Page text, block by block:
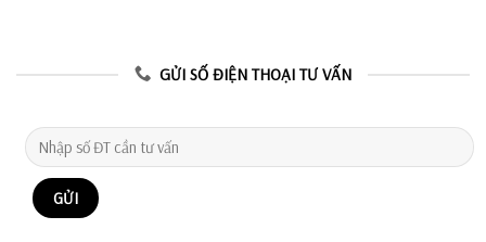
GỬI SỐ ĐIỆN THOẠI TƯ VẤN